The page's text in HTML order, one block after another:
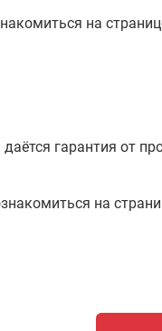
на
гарантия от
на